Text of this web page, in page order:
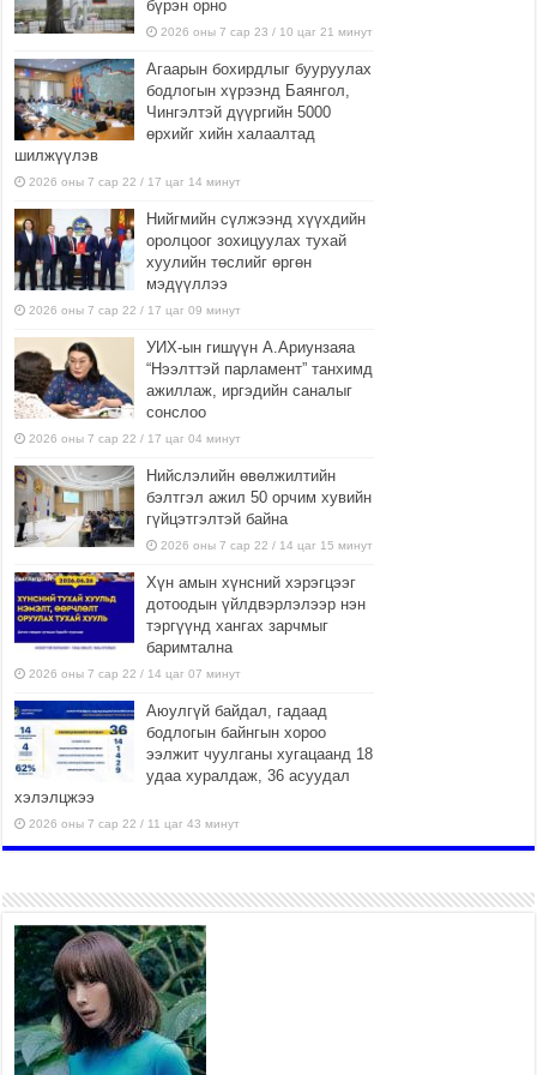
бүрэн орно
2026 оны 7 сар 23 / 10 цаг 21 минут
Агаарын бохирдлыг бууруулах
бодлогын хүрээнд Баянгол,
Чингэлтэй дүүргийн 5000
өрхийг хийн халаалтад
шилжүүлэв
2026 оны 7 сар 22 / 17 цаг 14 минут
Нийгмийн сүлжээнд хүүхдийн
оролцоог зохицуулах тухай
хуулийн төслийг өргөн
мэдүүллээ
2026 оны 7 сар 22 / 17 цаг 09 минут
УИХ-ын гишүүн А.Ариунзаяа
“Нээлттэй парламент” танхимд
ажиллаж, иргэдийн саналыг
сонслоо
2026 оны 7 сар 22 / 17 цаг 04 минут
Нийслэлийн өвөлжилтийн
бэлтгэл ажил 50 орчим хувийн
гүйцэтгэлтэй байна
2026 оны 7 сар 22 / 14 цаг 15 минут
Хүн амын хүнсний хэрэгцээг
дотоодын үйлдвэрлэлээр нэн
тэргүүнд хангах зарчмыг
баримтална
2026 оны 7 сар 22 / 14 цаг 07 минут
Аюулгүй байдал, гадаад
бодлогын байнгын хороо
ээлжит чуулганы хугацаанд 18
удаа хуралдаж, 36 асуудал
хэлэлцжээ
2026 оны 7 сар 22 / 11 цаг 43 минут
боломжтой-Хүүхэд хөгжүүлэх
төв” байгуулах төсөлд төр,
хувийн хэвшлийн түншлэлийн хүрээнд хамтран
ажиллахыг урьж байна
2026 оны 7 сар 22 / 9 цаг 28 минут
Б.Пүрэвдагва: “Урт цагаан”-ыг
залуучууд чөлөөт цагаа